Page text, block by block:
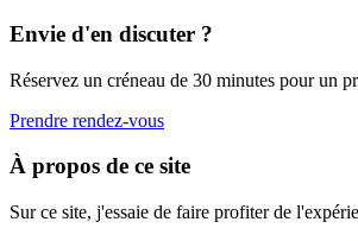
Envie d'en discuter ?
Réservez un créneau de 30 minutes pour un
Prendre rendez-vous
À propos de ce site
Sur ce site, j'essaie de faire profiter de